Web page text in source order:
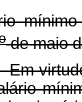
mínimo
de maio
Em